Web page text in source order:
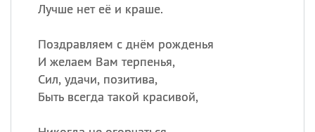
Лучше нет её и краше.
Поздравляем с днём рожденья
И желаем Вам терпенья,
Сил, удачи, позитива,
Быть всегда такой красивой,